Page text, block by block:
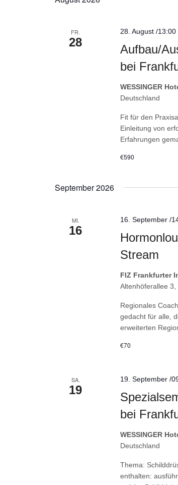
FR.
28
Aufbau/
bei
28. August /13:00
WESSINGER
Deutschland
Fit für den
Einleitung von
Erfahrungen
€590
September 2026
MI.
16
Stream
16. September /
FIZ Frankfurter
Altenhöferallee
Regionales
gedacht für alle,
erweiterten
€70
SA.
19
bei
19. September /
WESSINGER
Deutschland
Thema:
enthalten: